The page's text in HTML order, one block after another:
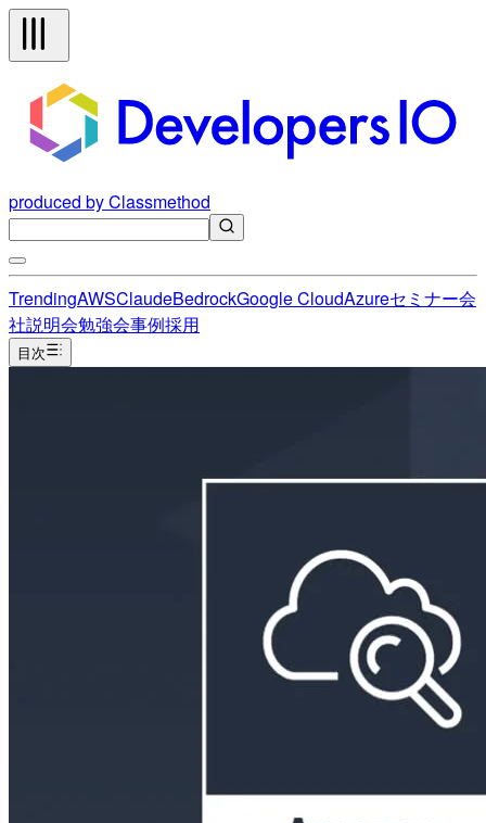
produced by Classmethod
TrendingAWSClaudeBedrockGoogle CloudAzureセミナー会
社説明会勉強会事例採用
目次